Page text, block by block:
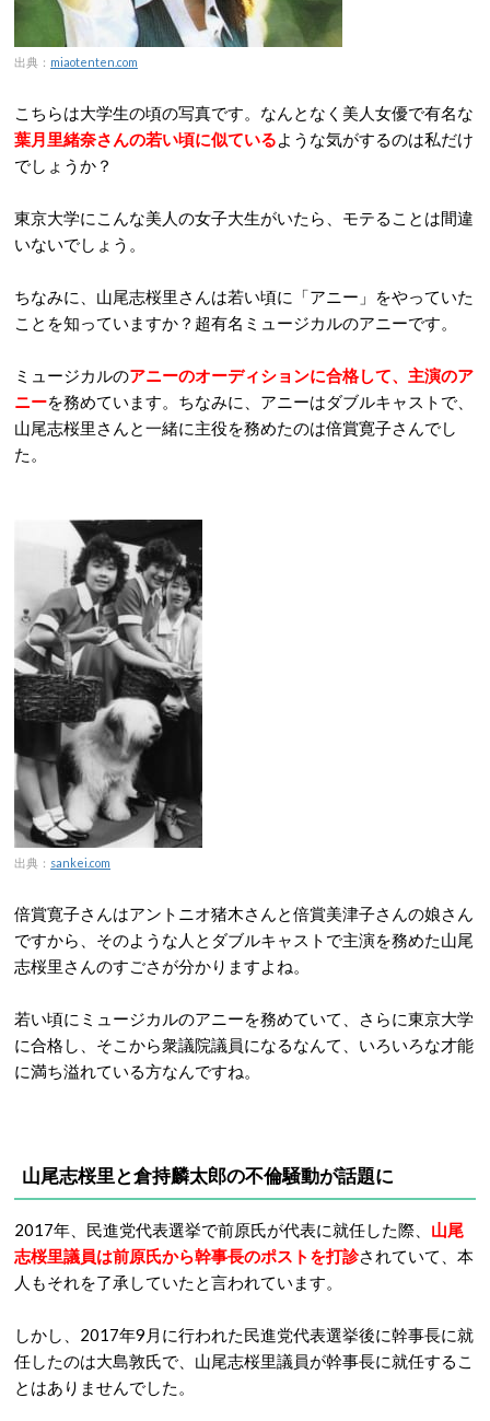
出典 ： miaotenten.com
こちらは大学生の頃の写真です。なんとなく美人女優で有名な
葉月里緒奈さんの若い頃に似ているような気がするのは私だけ
でしょうか？
東京大学にこんな美人の女子大生がいたら、モテることは間違
いないでしょう。
ちなみに、山尾志桜里さんは若い頃に「アニー」をやっていた
ことを知っていますか？超有名ミュージカルのアニーです。
ミュージカルのアニーのオーディションに合格して、主演のア
ニーを務めています。ちなみに、アニーはダブルキャストで、
山尾志桜里さんと一緒に主役を務めたのは倍賞寛子さんでし
た。
出典： sankei.com
倍賞寛子さんはアントニオ猪木さんと倍賞美津子さんの娘さん
ですから、そのような人とダブルキャストで主演を務めた山尾
志桜里さんのすごさが分かりますよね。
若い頃にミュージカルのアニーを務めていて、さらに東京大学
に合格し、そこから衆議院議員になるなんて、いろいろな才能
に満ち溢れている方なんですね。
山尾志桜里と倉持麟太郎の不倫騒動が話題に
2017年、民進党代表選挙で前原氏が代表に就任した際、 山尾
志桜里議員は前原氏から幹事長のポストを打診されていて、本
人もそれを了承していたと言われています。
しかし、2017年9月に行われた民進党代表選挙後に幹事長に就
任したのは大島敦氏で、山尾志桜里議員が幹事長に就任するこ
とはありませんでした。